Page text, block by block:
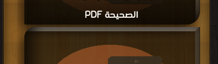
الصحيحة PDF
قراءة و تحميل كتاب كتاب الإسراء والمعراج : ال المتكاملة الصحيحة PDF مجانا |
كتب في تنزيل مباشر| التحميل : مرة/مرات